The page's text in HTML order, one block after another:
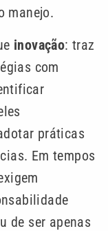
manejo.
inovação: traz
com
práticas
Em tempos
de ser apenas